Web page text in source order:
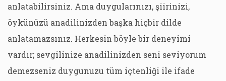
anlatabilirsiniz. Ama duygularınızı, şiirinizi,
öykünüzü anadilinizden başka hiçbir dilde
anlatamazsınız. Herkesin böyle bir deneyimi
vardır; sevgilinize anadilinizden seni seviyorum
demezseniz duygunuzu tüm içtenliği ile ifade